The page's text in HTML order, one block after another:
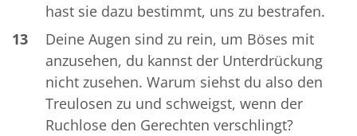
hast sie dazu bestimmt, uns zu bestrafen.
13
Deine Augen sind zu rein, um Böses mit
anzusehen, du kannst der Unterdrückung
nicht zusehen. Warum siehst du also den
Treulosen zu und schweigst, wenn der
Ruchlose den Gerechten verschlingt?